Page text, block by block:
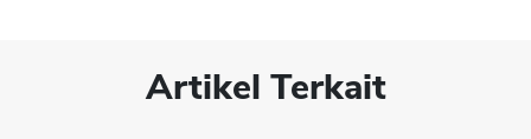
Artikel Terkait